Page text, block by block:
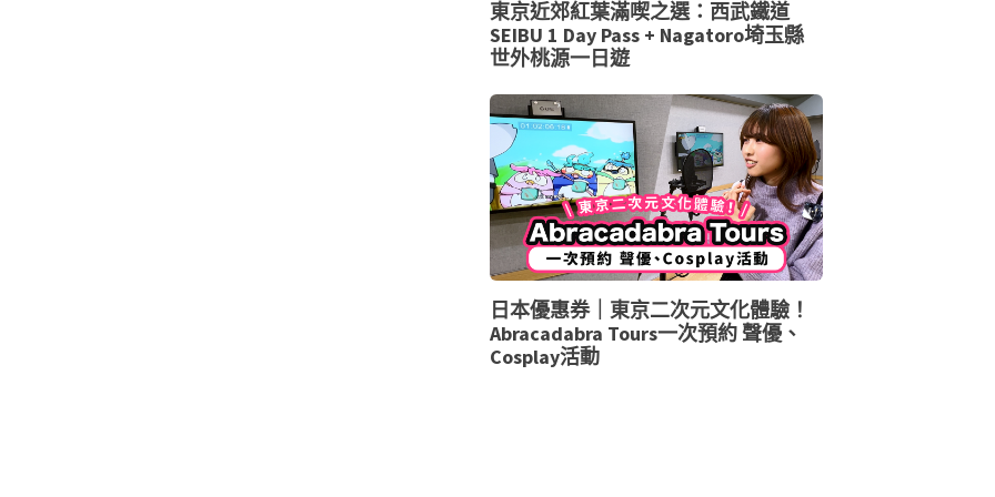
東京近郊紅葉滿喫之選：西武鐵道
SEIBU 1 Day Pass + Nagatoro埼玉縣
世外桃源一日遊
日本優惠券｜東京二次元文化體驗！
Abracadabra Tours一次預約 聲優、
Cosplay活動